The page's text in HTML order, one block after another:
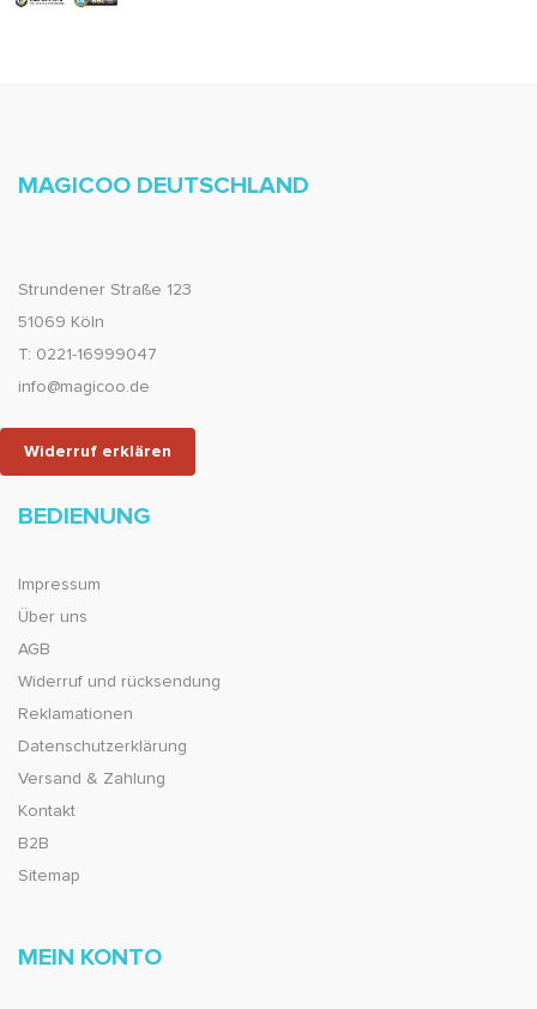
MAGICOO DEUTSCHLAND
Strundener Straße 123
51069 Köln
T: 0221-16999047
info@magicoo.de
Widerruf erklären
BEDIENUNG
Impressum
Über uns
AGB
Widerruf und rücksendung
Reklamationen
Datenschutzerklärung
Versand & Zahlung
Kontakt
B2B
Sitemap
MEIN KONTO